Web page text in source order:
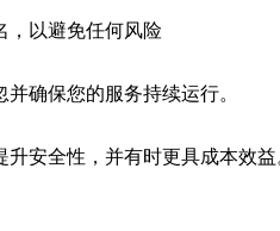
，以避免任何风险
确保您的服务持续运行。
升安全性，并有时更具成本效益